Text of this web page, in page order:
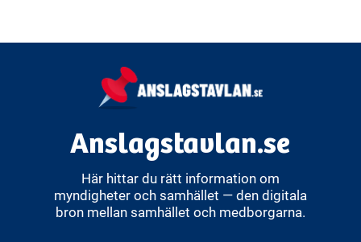
Anslagstavlan.se
Här hittar du rätt information om
myndigheter och samhället — den digitala
bron mellan samhället och medborgarna.